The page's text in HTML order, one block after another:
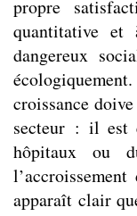
propre
quantitative et
dangereux
croissance
secteur : il est
hôpitaux ou
apparaît clair